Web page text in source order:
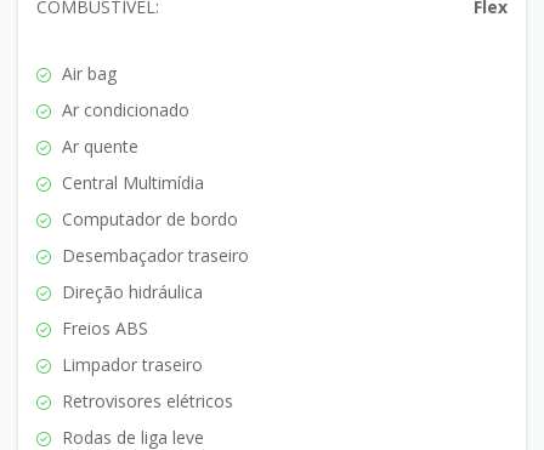
COMBUSTÍVEL: Flex
Air bag
Ar condicionado
Ar quente
Central Multimídia
Computador de bordo
Desembaçador traseiro
Direção hidráulica
Freios ABS
Limpador traseiro
Retrovisores elétricos
Rodas de liga leve